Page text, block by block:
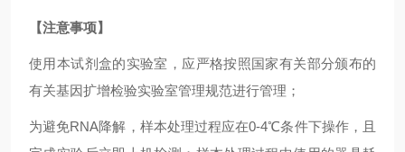
【注意事项】
使用本试剂盒的实验室，应严格按照国家有关部分颁布的
有关基因扩增检验实验室管理规范进行管理；
为避免RNA降解，样本处理过程应在0-4℃条件下操作，且